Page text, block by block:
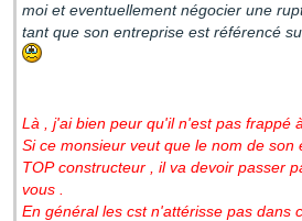
moi et eventuellement négocier une
tant que son entreprise est référencé
Là , j'ai bien peur qu'il n'est pas frappé
Si ce monsieur veut que le nom de son
TOP constructeur , il va devoir passer
vous .
En général les cst n'attérisse pas dans